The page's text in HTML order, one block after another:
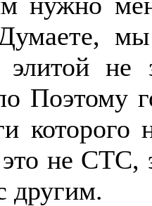
Думаете,
элитой
Поэтому
которого
не СТС,
другим.